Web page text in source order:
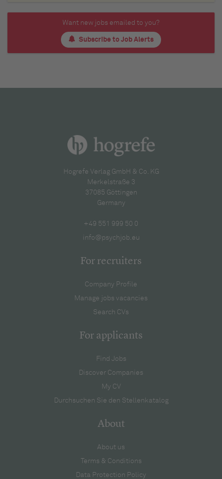
Want new jobs emailed to you?
Subscribe to Job Alerts
Hogrefe Verlag GmbH & Co. KG
Merkelstraße 3
37085 Göttingen
Germany
+49 551 999 50 0
info@psychjob.eu
For recruiters
Company Profile
Manage jobs vacancies
Search CVs
For applicants
Find Jobs
Discover Companies
My CV
Durchsuchen Sie den Stellenkatalog
About
About us
Terms & Conditions
Data Protection Policy